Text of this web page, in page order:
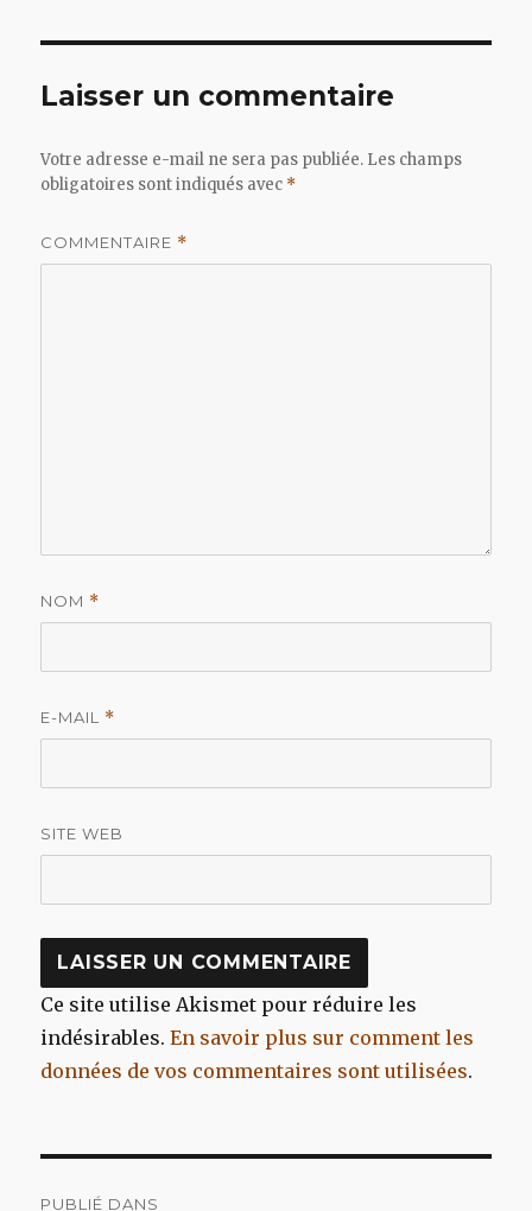
Laisser un commentaire
Votre adresse e-mail ne sera pas publiée. Les champs
obligatoires sont indiqués avec *
COMMENTAIRE *
NOM *
E-MAIL *
SITE WEB
Ce site utilise Akismet pour réduire les
indésirables.En savoir plus sur comment les
données de vos commentaires sont utilisées.
PUBLIÉ DANS